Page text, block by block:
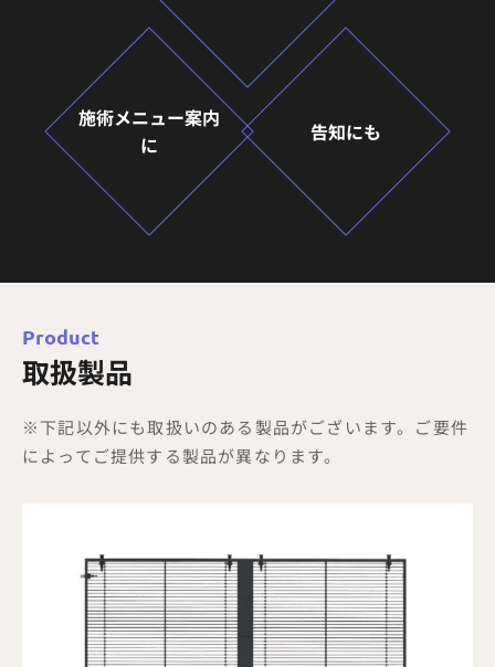
施術メニュー案内
に
告知にも
Product
取扱製品
※下記以外にも取扱いのある製品がございます。ご要件
によってご提供する製品が異なります。